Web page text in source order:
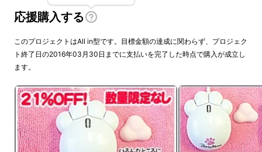
さらに詳しい情報は http://dream-s.info/
皆様からのあたたかいご支援を賜りまして、目
標金額100万円を達成できました。
ぷにぷにクラブ一同 こころより感謝申し上げ
ます。
応援購入する
このプロジェクトはAll in型です。目標金額の達成に関わらず、プロジェク
ト終了日の2016年03月30日までに支払いを完了した時点で購入が成立し
ます。